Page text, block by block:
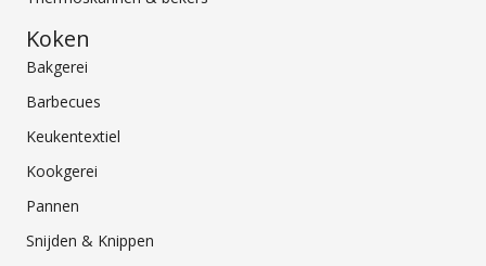
Koken
Bakgerei
Barbecues
Keukentextiel
Kookgerei
Pannen
Snijden & Knippen